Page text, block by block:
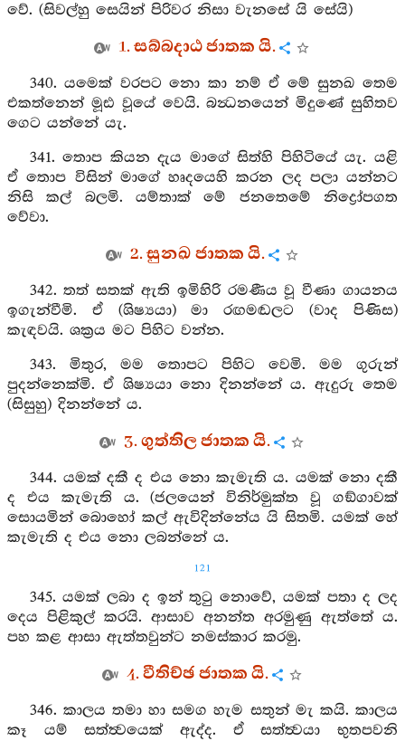
වේ. (සිවල්හු සෙයින් පිරිවර නිසා වැනසේ යි සේයි)
1. සබ්බදාඨ ජාතක යි.
340. යමෙක් වරපට නො කා නම් ඒ මේ සුනඛ තෙම
එකත්නෙන් මූඪ වූයේ වෙයි. බන්‍ධනයෙන් මිදුණේ සුහිතව
ගෙට යන්නේ යැ.
341. තොප කියන දැය මාගේ සිත්හි පිහිටියේ යැ. යළි
ඒ තොප විසින් මාගේ හෘදයෙහි කරන ලද පලා යන්නට
නිසි කල් බලමි. යම්තාක් මේ ජනතෙමේ නිද්‍රෝපගත
වේවා.
2. සුනඛ ජාතක යි.
342. තත් සතක් ඇති ඉමිහිරි රමණීය වූ වීණා ගායනය
ඉගැන්වීමි. ඒ (ශිෂ්‍යයා) මා රඟමඬලට (වාද පිණිස)
කැඳවයි. ශක්‍රය මට පිහිට වන්න.
343. මිතුර, මම තොපට පිහිට වෙමි. මම ගුරුන්
පුදන්නෙක්මි. ඒ ශිෂ්‍යයා නො දිනන්නේ ය. ඇදුරු තෙම
(සිසුහු) දිනන්නේ ය.
3. ගුත්තිල ජාතක යි.
344. යමක් දකී ද එය නො කැමැති ය. යමක් නො දකී
ද එය කැමැති ය. (ජලයෙන් විනිර්මුක්ත වූ ගඞ්ගාවක්
සොයමින් බොහෝ කල් ඇවිදින්නේය යි සිතමි. යමක් හේ
කැමැති ද එය නො ලබන්නේ ය.
121
345. යමක් ලබා ද ඉන් තුටු නොවේ, යමක් පතා ද ලද
දෙය පිළිකුල් කරයි. ආසාව අනන්ත අරමුණු ඇත්තේ ය.
පහ කළ ආසා ඇත්තවුන්ට නමස්කාර කරමු.
4. වීතිච්ඡ ජාතක යි.
346. කාලය තමා හා සමග හැම සතුන් මැ කයි. කාලය
කෑ යම් සත්ත්‍වයෙක් ඇද්ද. ඒ සත්ත්‍වයා භුතපවනි